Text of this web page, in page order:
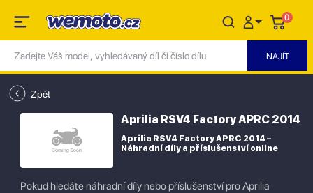
0
Zpět
Aprilia RSV4 Factory APRC 2014
Aprilia RSV4 Factory APRC 2014 –
Náhradní díly a příslušenství online
Pokud hledáte náhradní díly nebo příslušenství pro Aprilia